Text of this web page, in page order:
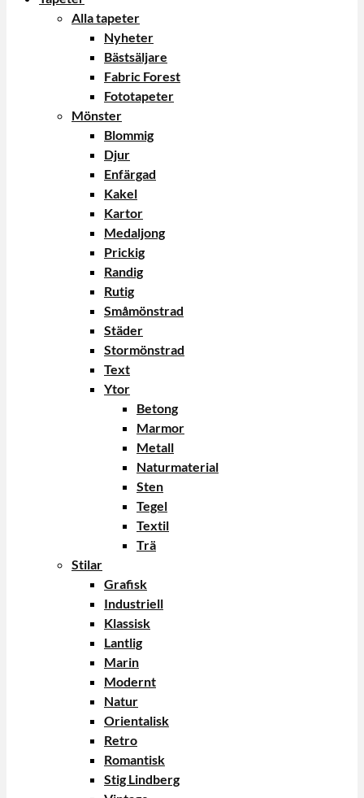
Alla tapeter
Nyheter
Bästsäljare
Fabric Forest
Fototapeter
Mönster
Blommig
Djur
Enfärgad
Kakel
Kartor
Medaljong
Prickig
Randig
Rutig
Småmönstrad
Städer
Stormönstrad
Text
Ytor
Betong
Marmor
Metall
Naturmaterial
Sten
Tegel
Textil
Trä
Stilar
Grafisk
Industriell
Klassisk
Lantlig
Marin
Modernt
Natur
Orientalisk
Retro
Romantisk
Stig Lindberg